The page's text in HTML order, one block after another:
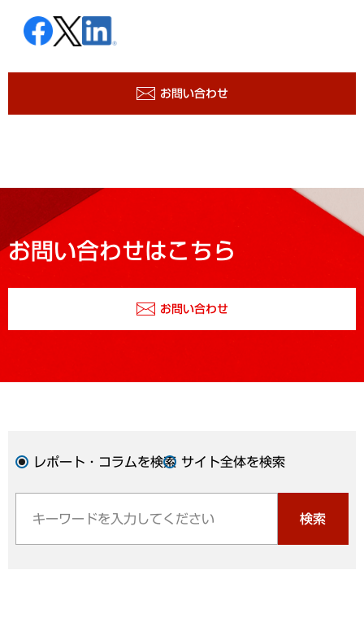
お問い合わせ
お問い合わせはこちら
お問い合わせ
レポート・コラムを検索 サイト全体を検索
検索